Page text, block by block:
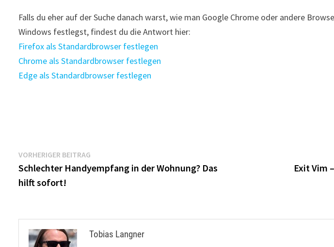
Falls du eher auf der Suche danach warst, wie man Google Chrome oder andere
Windows festlegst, findest du die Antwort hier:
Firefox als Standardbrowser festlegen
Chrome als Standardbrowser festlegen
Edge als Standardbrowser festlegen
Beitragsnavigation
VORHERIGER BEITRAG
Beitrag:
Schlechter Handyempfang in der Wohnung? Das
hilft sofort!
Exit Vim
Tobias Langner